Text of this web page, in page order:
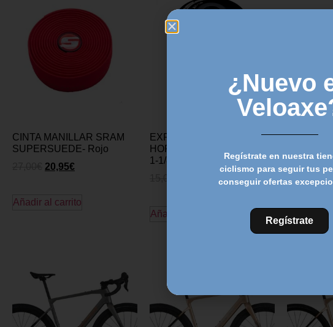
CINTA MANILLAR SRAM
SUPERSUEDE- Rojo
20,95€
Añadir al carrito
EXPANSOR DE
HORQUILLA FSA aluminio
1-1/8
Añadir al carrito
CINTA
20,00€
¿Nuevo
Regístrate en nuestra
ciclismo para seguir tus
conseguir ofertas
Regístrate